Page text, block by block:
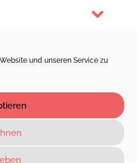
und unseren Service zu
Datenschutzerklärung